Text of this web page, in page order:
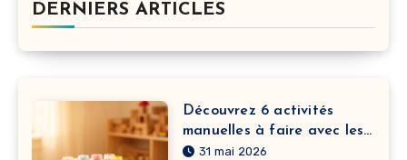
DERNIERS ARTICLES
Découvrez 6 activités
manuelles à faire avec les
enfants à la crèche pour
31 mai 2026